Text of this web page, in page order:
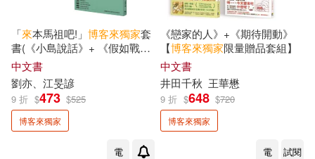
金兪美(2) 金庸(2)
金廷勳(2) 金星坤(2)
金映權(2) 金浩然(2)
「來本馬祖吧!」 博客來獨家套
書(《小島說話》+ 《假如戰爭
明天來》，共2冊)
中文書
劉亦、江旻諺
9 折 $473 $525
博客來獨家
電
《戀家的人》+《期待開動》
【博客來獨家限量贈品套組】
中文書
井田千秋 王華懋
9 折 $648 $720
博客來獨家
電 試閱